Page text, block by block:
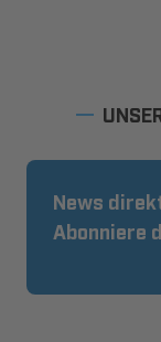
News
Abonniere